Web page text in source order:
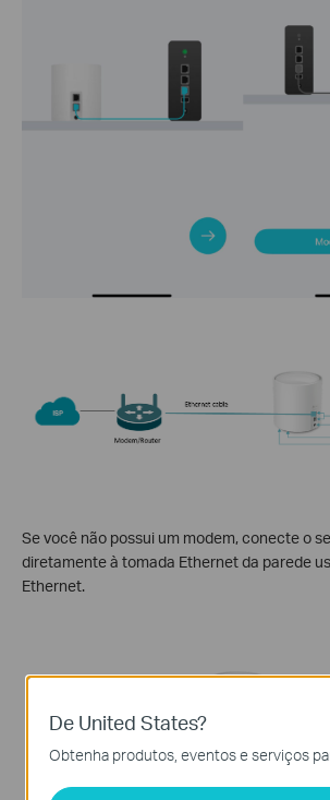
Se você não possui um modem, conecte o
diretamente à tomada Ethernet da parede
Ethernet.
De United States?
Obtenha produtos, eventos e serviços